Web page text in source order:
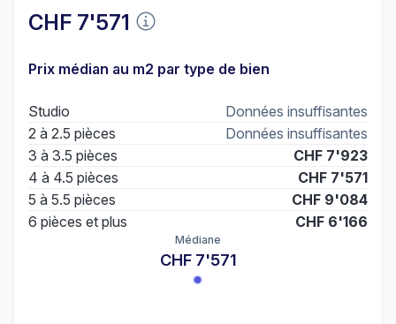
CHF 7'571
Prix médian au m2 par type de bien
Studio
Données insuffisantes
2 à 2.5 pièces
Données insuffisantes
3 à 3.5 pièces
CHF 7'923
4 à 4.5 pièces
CHF 7'571
5 à 5.5 pièces
CHF 9'084
6 pièces et plus
CHF 6'166
Médiane
CHF 7'571